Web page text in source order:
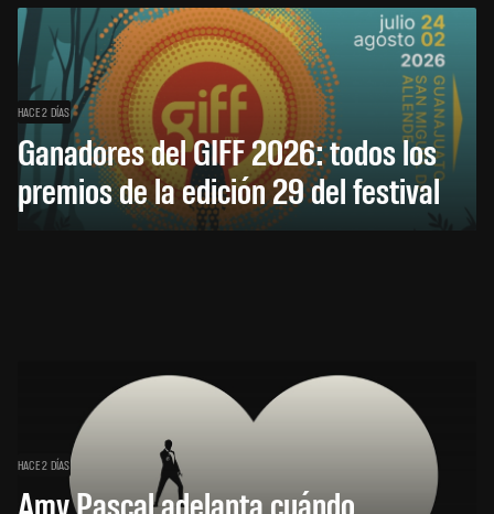
HACE 2 DÍAS
Ganadores del GIFF 2026: todos los
premios de la edición 29 del festival
HACE 2 DÍAS
Amy Pascal adelanta cuándo